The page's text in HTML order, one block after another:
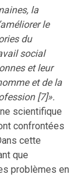
la
le
du
social
et leur
et de la
[7]».
scientifique
confrontées
cette
que
problèmes en